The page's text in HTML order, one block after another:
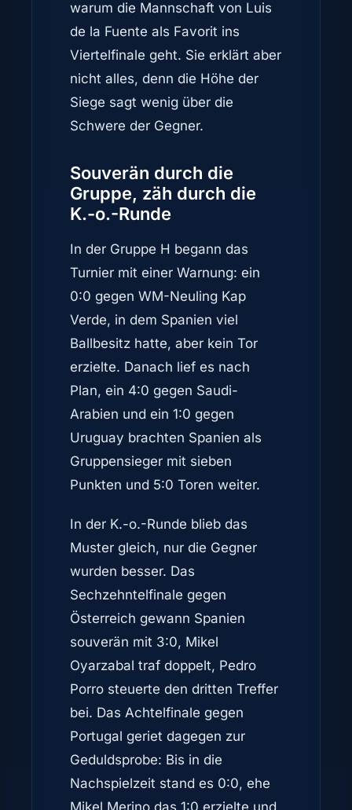
warum die Mannschaft von Luis
de la Fuente als Favorit ins
Viertelfinale geht. Sie erklärt aber
nicht alles, denn die Höhe der
Siege sagt wenig über die
Schwere der Gegner.
Souverän durch die
Gruppe, zäh durch die
K.-o.-Runde
In der Gruppe H begann das
Turnier mit einer Warnung: ein
0:0 gegen WM-Neuling Kap
Verde, in dem Spanien viel
Ballbesitz hatte, aber kein Tor
erzielte. Danach lief es nach
Plan, ein 4:0 gegen Saudi-
Arabien und ein 1:0 gegen
Uruguay brachten Spanien als
Gruppensieger mit sieben
Punkten und 5:0 Toren weiter.
In der K.-o.-Runde blieb das
Muster gleich, nur die Gegner
wurden besser. Das
Sechzehntelfinale gegen
Österreich gewann Spanien
souverän mit 3:0, Mikel
Oyarzabal traf doppelt, Pedro
Porro steuerte den dritten Treffer
bei. Das Achtelfinale gegen
Portugal geriet dagegen zur
Geduldsprobe: Bis in die
Nachspielzeit stand es 0:0, ehe
Mikel Merino das 1:0 erzielte und